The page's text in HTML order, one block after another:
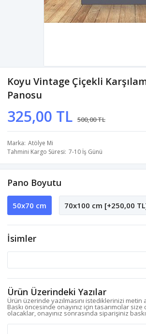
Koyu Vintage Çiçekli
Panosu
325,00 TL 500,00 TL
Marka Atölye Mi
Tahmini Kargo Süresi 7-10 İş Günü
Pano Boyutu
50x70 cm 70x100 cm [+250,00
İsimler
Ürün Üzerindeki Yazılar
Ürün üzerinde yazılmasını istediklerinizi metin
Baskı öncesinde onayınız için tasarımcılar
olacaklar, onayınız sonrasında siparişiniz